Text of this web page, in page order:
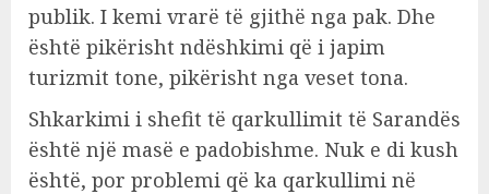
publik. I kemi vrarë të gjithë nga pak. Dhe
është pikërisht ndëshkimi që i japim
turizmit tone, pikërisht nga veset tona.
Shkarkimi i shefit të qarkullimit të Sarandës
është një masë e padobishme. Nuk e di kush
është, por problemi që ka qarkullimi në